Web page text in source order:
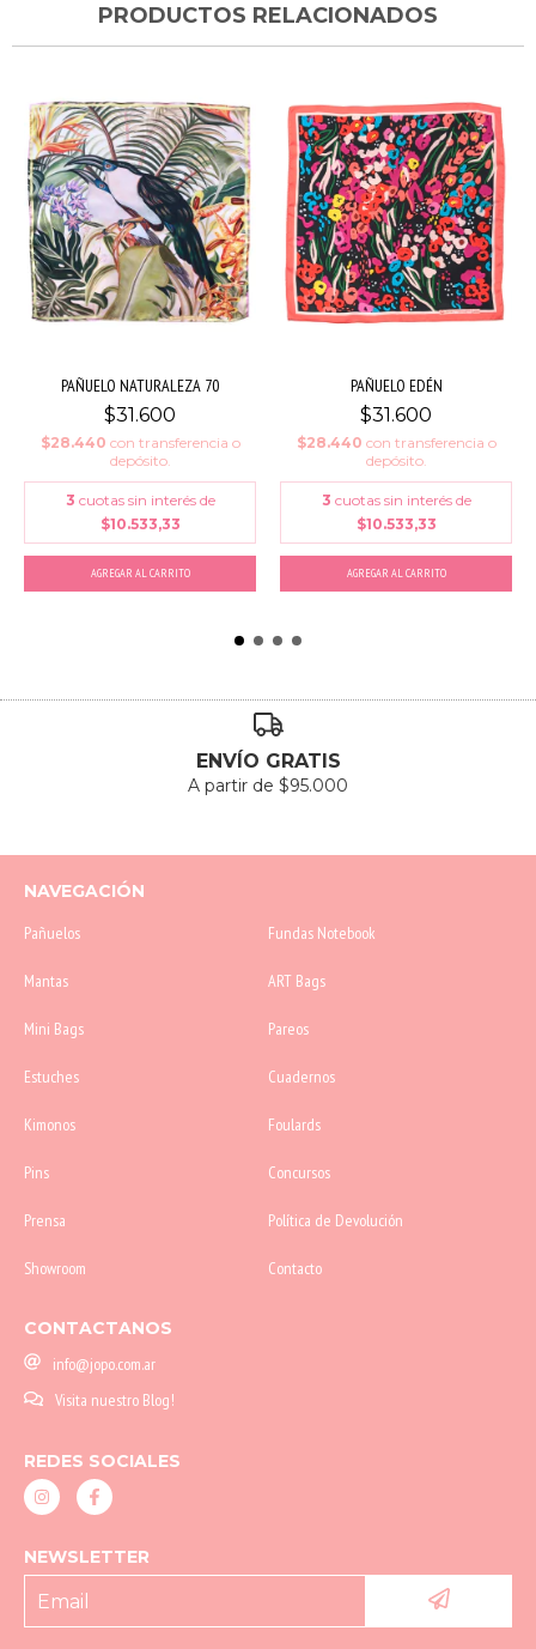
PRODUCTOS RELACIONADOS
PAÑUELO NATURALEZA 70
$31.600
$28.440 con transferencia o
depósito.
3 cuotas sin interés de
$10.533,33
AGREGAR AL CARRITO
PAÑUELO EDÉN
$31.600
$28.440 con transferencia o
depósito.
3 cuotas sin interés de
$10.533,33
AGREGAR AL CARRITO
ENVÍO GRATIS
A partir de $95.000
NAVEGACIÓN
Pañuelos
Fundas Notebook
Mantas ART Bags
Mini Bags Pareos
Estuches Cuadernos
Kimonos Foulards
Pins Concursos
Prensa Política de Devolución
Showroom Contacto
CONTACTANOS
info@jopo.com.ar
Visita nuestro Blog!
REDES SOCIALES
NEWSLETTER